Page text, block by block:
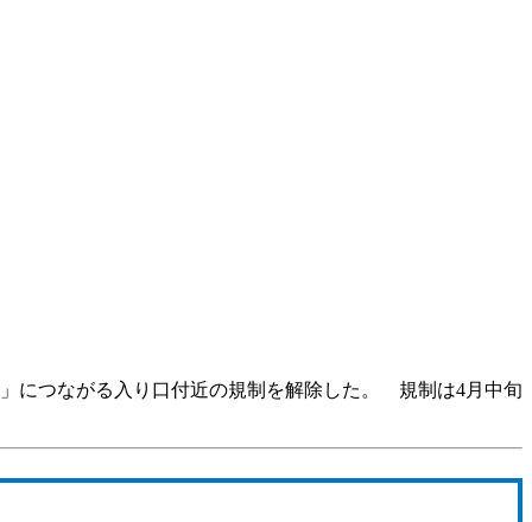
につながる入り口付近の規制を解除した。 規制は4月中旬